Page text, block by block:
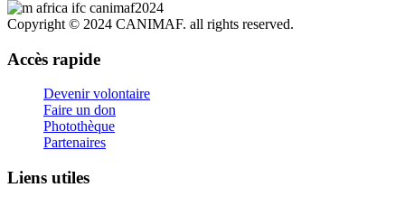
Copyright © 2024 CANIMAF. all rights reserved.
Accès rapide
Devenir volontaire
Faire un don
Photothèque
Partenaires
Liens utiles